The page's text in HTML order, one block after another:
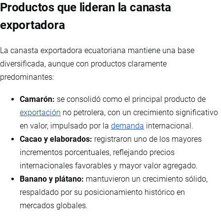
Productos que lideran la canasta
exportadora
La canasta exportadora ecuatoriana mantiene una base
diversificada, aunque con productos claramente
predominantes:
Camarón: se consolidó como el principal producto de
exportación no petrolera, con un crecimiento significativo
en valor, impulsado por la demanda internacional.
Cacao y elaborados: registraron uno de los mayores
incrementos porcentuales, reflejando precios
internacionales favorables y mayor valor agregado.
Banano y plátano: mantuvieron un crecimiento sólido,
respaldado por su posicionamiento histórico en
mercados globales.